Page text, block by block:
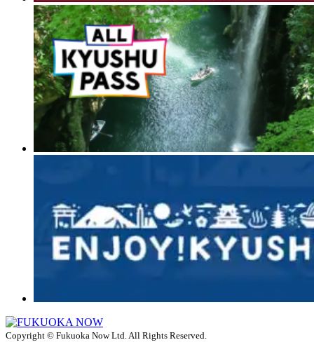
Copyright © Fukuoka Now Ltd. All Rights Reserved.